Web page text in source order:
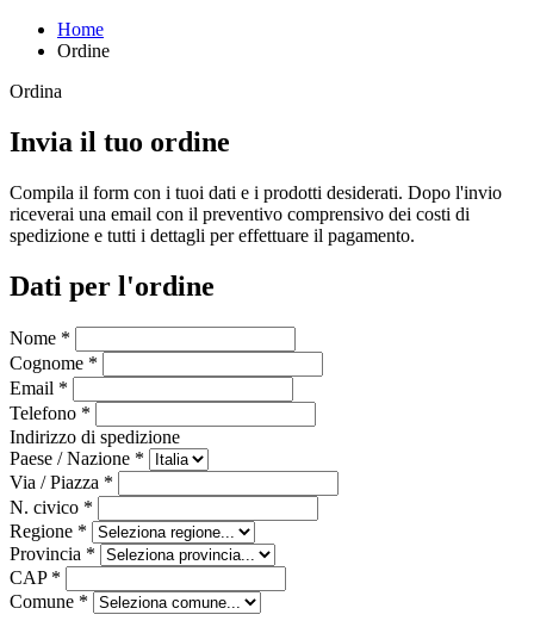
Home
Ordine
Ordina
Invia il tuo ordine
Compila il form con i tuoi dati e i prodotti desiderati. Dopo l'invio
riceverai una email con il preventivo comprensivo dei costi di
spedizione e tutti i dettagli per effettuare il pagamento.
Dati per l'ordine
Nome *
Cognome *
Email *
Telefono *
Indirizzo di spedizione
Paese / Nazione *
Via / Piazza *
N. civico *
Regione *
Provincia *
CAP *
Comune *